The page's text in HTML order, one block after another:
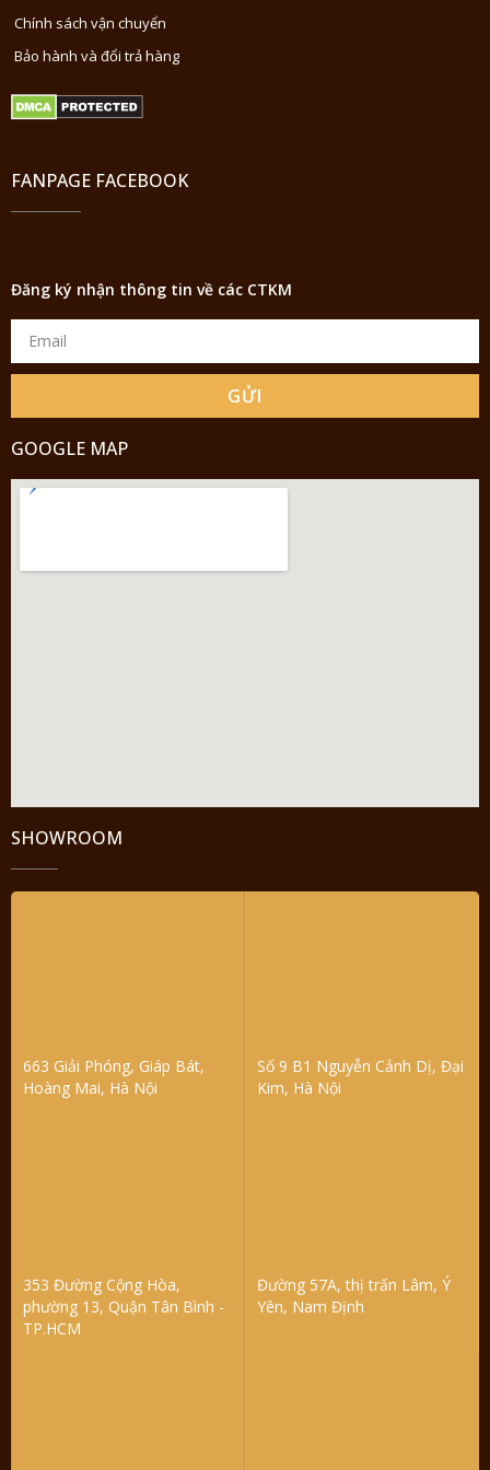
Chính sách vận chuyển
Bảo hành và đổi trả hàng
FANPAGE FACEBOOK
Đăng ký nhận thông tin về các CTKM
GỬI
GOOGLE MAP
SHOWROOM
663 Giải Phóng, Giáp Bát,
Hoàng Mai, Hà Nội
Số 9 B1 Nguyễn Cảnh Dị, Đại
Kim, Hà Nội
353 Đường Cộng Hòa,
phường 13, Quận Tân Bình -
TP.HCM
Đường 57A, thị trấn Lâm, Ý
Yên, Nam Định